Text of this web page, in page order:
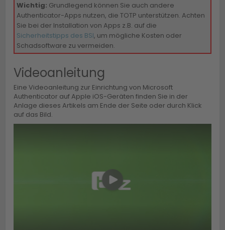
Wichtig: Grundlegend können Sie auch andere
Authenticator-Apps nutzen, die TOTP unterstützen. Achten
Sie bei der Installation von Apps z.B. auf die
Sicherheitstipps des BSI, um mögliche Kosten oder
Schadsoftware zu vermeiden.
Videoanleitung
Eine Videoanleitung zur Einrichtung von Microsoft
Authenticator auf Apple iOS-Geräten finden Sie in der
Anlage dieses Artikels am Ende der Seite oder durch Klick
auf das Bild.